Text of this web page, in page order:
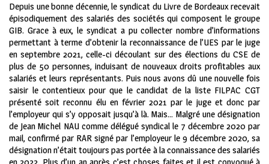
Depuis une bonne décennie, le syndicat du Livre de Bordeaux recevait
épisodiquement des salariés des sociétés qui composent le groupe
GIB. Grace à eux, le syndicat a pu collecter nombre d’informations
permettant à terme d’obtenir la reconnaissance de l’UES par le juge
en septembre 2021, celle-ci découlant sur des élections du CSE de
plus de 50 personnes, induisant de nouveaux droits profitables aux
salariés et leurs représentants. Puis nous avons dû une nouvelle fois
saisir le contentieux pour que le candidat de la liste FILPAC CGT
présenté soit reconnu élu en février 2021 par le juge et donc par
l’employeur qui s’y opposait jusqu’à là. Mais… Malgré une désignation
de Jean Michel NAU comme délégué syndical le 7 décembre 2020 par
mail, confirmé par RAR signé par l’employeur le 9 décembre 2020, sa
désignation n’était toujours pas portée à la connaissance des salariés